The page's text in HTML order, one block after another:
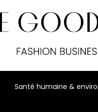
Santé humaine &